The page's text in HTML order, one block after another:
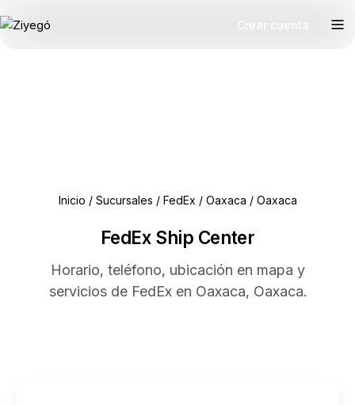
Inicio / Sucursales / FedEx / Oaxaca / Oaxaca
FedEx Ship Center
Horario, teléfono, ubicación en mapa y
servicios de FedEx en Oaxaca, Oaxaca.